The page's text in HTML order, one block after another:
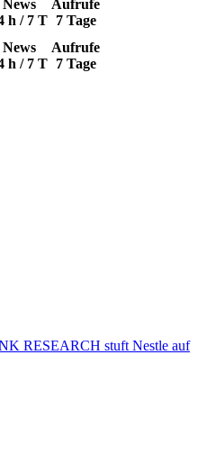
News
h / 7 T
Aufrufe
7 Tage
News
h / 7 T
Aufrufe
7 Tage
RESEARCH stuft Nestle auf